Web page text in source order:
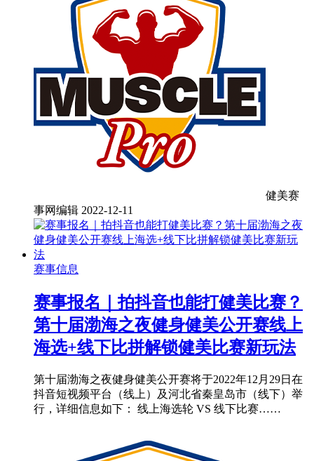
健美赛
事网编辑 2022-12-11
赛事信息
赛事报名｜拍抖音也能打健美比赛？
第十届渤海之夜健身健美公开赛线上
海选+线下比拼解锁健美比赛新玩法
第十届渤海之夜健身健美公开赛将于2022年12月29日在
抖音短视频平台（线上）及河北省秦皇岛市（线下）举
行，详细信息如下： 线上海选轮 VS 线下比赛……